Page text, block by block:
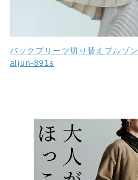
バックプリーツ切り替えブルゾン
aljun-891s